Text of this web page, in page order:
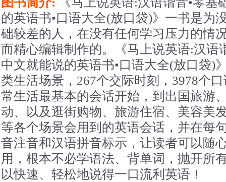
的英语书•口语大全(放口袋)》一书是为
础较差的人，在没有任何学习压力的情
而精心编辑制作的。《马上说英语:汉语
中文就能说的英语书•口语大全(放口袋)
类生活场景，267个交际时刻，3978个
常生活最基本的会话开始，到出国旅游
动、以及逛街购物、旅游住宿、美容美
等各个场景会用到的英语会话，并在每
音注音和汉语拼音标示，让读者可以随
用，根本不必学语法、背单词，抛开所
以快速、轻松地说得一口流利英语！